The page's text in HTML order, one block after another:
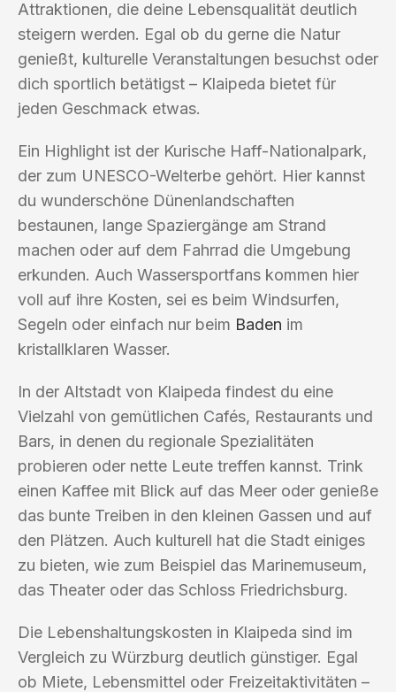
Attraktionen, die deine Lebensqualität deutlich
steigern werden. Egal ob du gerne die Natur
genießt, kulturelle Veranstaltungen besuchst oder
dich sportlich betätigst – Klaipeda bietet für
jeden Geschmack etwas.
Ein Highlight ist der Kurische Haff-Nationalpark,
der zum UNESCO-Welterbe gehört. Hier kannst
du wunderschöne Dünenlandschaften
bestaunen, lange Spaziergänge am Strand
machen oder auf dem Fahrrad die Umgebung
erkunden. Auch Wassersportfans kommen hier
voll auf ihre Kosten, sei es beim Windsurfen,
Segeln oder einfach nur beim Baden im
kristallklaren Wasser.
In der Altstadt von Klaipeda findest du eine
Vielzahl von gemütlichen Cafés, Restaurants und
Bars, in denen du regionale Spezialitäten
probieren oder nette Leute treffen kannst. Trink
einen Kaffee mit Blick auf das Meer oder genieße
das bunte Treiben in den kleinen Gassen und auf
den Plätzen. Auch kulturell hat die Stadt einiges
zu bieten, wie zum Beispiel das Marinemuseum,
das Theater oder das Schloss Friedrichsburg.
Die Lebenshaltungskosten in Klaipeda sind im
Vergleich zu Würzburg deutlich günstiger. Egal
ob Miete, Lebensmittel oder Freizeitaktivitäten –